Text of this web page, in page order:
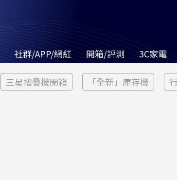
社群/APP/網紅 開箱/評測 3C家電
三星摺疊機開箱 「全新」庫存機